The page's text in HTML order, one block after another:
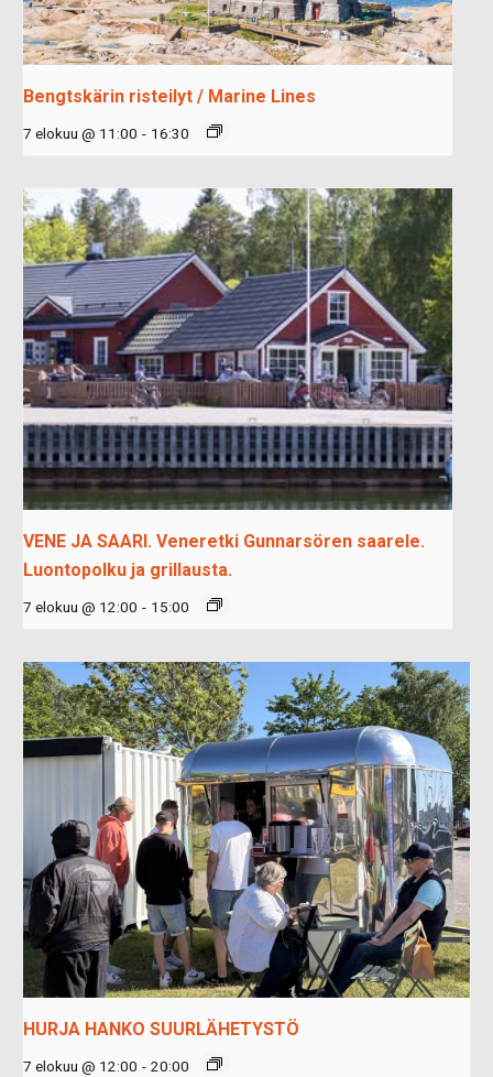
Bengtskärin risteilyt / Marine Lines
7 elokuu @ 11:00 - 16:30
VENE JA SAARI. Veneretki Gunnarsören saarele.
Luontopolku ja grillausta.
7 elokuu @ 12:00 - 15:00
HURJA HANKO SUURLÄHETYSTÖ
7 elokuu @ 12:00 - 20:00